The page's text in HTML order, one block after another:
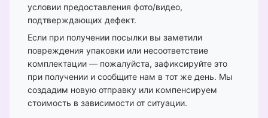
условии предоставления фото/видео,
подтверждающих дефект.
Если при получении посылки вы заметили
повреждения упаковки или несоответствие
комплектации — пожалуйста, зафиксируйте это
при получении и сообщите нам в тот же день. Мы
создадим новую отправку или компенсируем
стоимость в зависимости от ситуации.